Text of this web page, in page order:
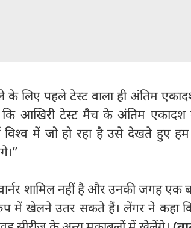
के लिए पहले टेस्ट वाला ही अंतिम
कि आखिरी टेस्ट मैच के अंतिम एकादश
में जो हो रहा है उसे देखते हुए
शामिल नहीं है और उनकी जगह एक
में खेलने उतर सकते हैं। लेंगर ने कहा कि